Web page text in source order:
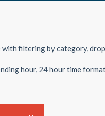
with filtering by category,
hour, 24 hour time